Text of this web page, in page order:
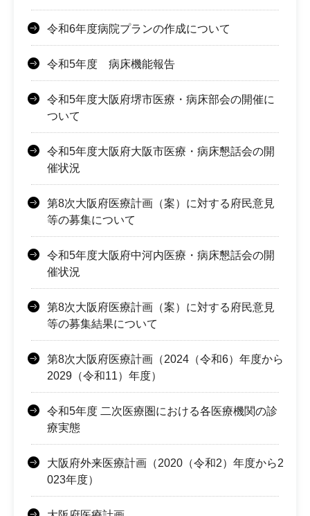
令和6年度病院プランの作成について
令和5年度 病床機能報告
令和5年度大阪府堺市医療・病床部会の開催に
ついて
令和5年度大阪府大阪市医療・病床懇話会の開
催状況
第8次大阪府医療計画（案）に対する府民意見
等の募集について
令和5年度大阪府中河内医療・病床懇話会の開
催状況
第8次大阪府医療計画（案）に対する府民意見
等の募集結果について
第8次大阪府医療計画（2024（令和6）年度から
2029（令和11）年度）
令和5年度 二次医療圏における各医療機関の診
療実態
大阪府外来医療計画（2020（令和2）年度から2
023年度）